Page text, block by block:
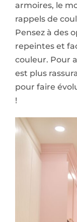
armoires, le
rappels de
Pensez à des
repeintes et
couleur. Pour
est plus
pour faire
!